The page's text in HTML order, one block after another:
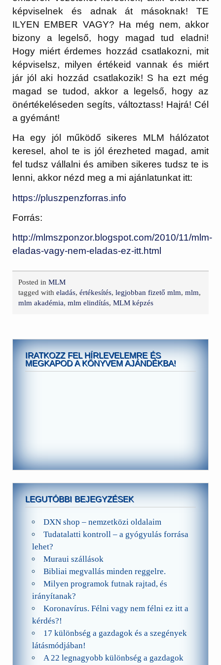
képviselnek és adnak át másoknak! TE
ILYEN EMBER VAGY? Ha még nem, akkor
bizony a legelső, hogy magad tud eladni!
Hogy miért érdemes hozzád csatlakozni, mit
képviselsz, milyen értékeid vannak és miért
jár jól aki hozzád csatlakozik! S ha ezt még
magad se tudod, akkor a legelső, hogy az
önértékeléseden segíts, változtass! Hajrá! Cél
a gyémánt!
Ha egy jól működő sikeres MLM hálózatot
keresel, ahol te is jól érezheted magad, amit
fel tudsz vállalni és amiben sikeres tudsz te is
lenni, akkor nézd meg a mi ajánlatunkat itt:
https://pluszpenzforras.info
Forrás:
http://mlmszponzor.blogspot.com/2010/11/mlm-
eladas-vagy-nem-eladas-ez-itt.html
Posted inMLM
tagged witheladás,értékesítés,legjobban fizető mlm,mlm,
mlm akadémia,mlm elindítás,MLM képzés
IRATKOZZ FEL HÍRLEVELEMRE ÉS
MEGKAPOD A KÖNYVEM AJÁNDÉKBA!
LEGUTÓBBI BEJEGYZÉSEK
DXN shop – nemzetközi oldalaim
Tudatalatti kontroll – a gyógyulás forrása
lehet?
Muraui szállások
Bibliai megvallás minden reggelre.
Milyen programok futnak rajtad, és
irányítanak?
Koronavírus. Félni vagy nem félni ez itt a
kérdés?!
17 különbség a gazdagok és a szegények
látásmódjában!
A 22 legnagyobb különbség a gazdagok